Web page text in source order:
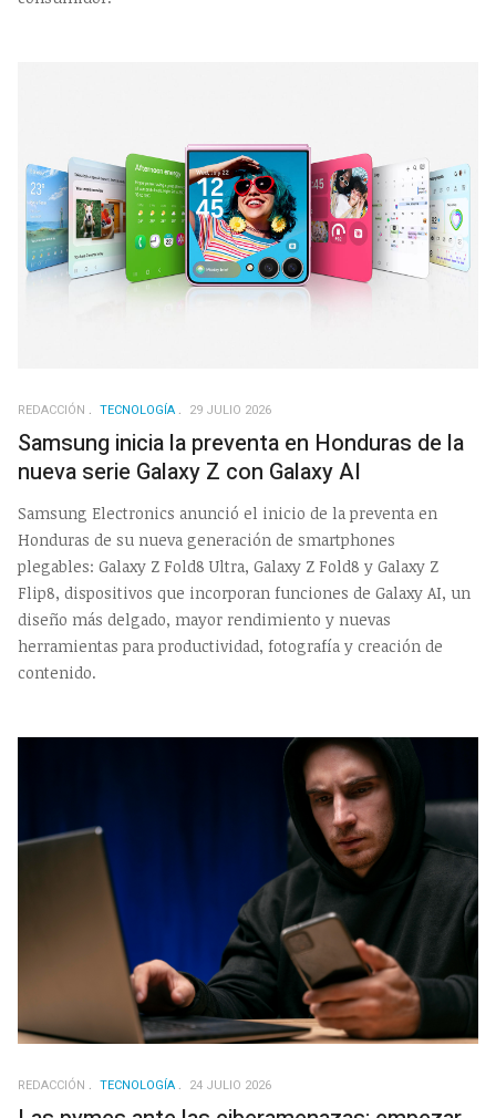
REDACCIÓN TECNOLOGÍA 29 JULIO 2026
Samsung inicia la preventa en Honduras de la
nueva serie Galaxy Z con Galaxy AI
Samsung Electronics anunció el inicio de la preventa en
Honduras de su nueva generación de smartphones
plegables: Galaxy Z Fold8 Ultra, Galaxy Z Fold8 y Galaxy Z
Flip8, dispositivos que incorporan funciones de Galaxy AI, un
diseño más delgado, mayor rendimiento y nuevas
herramientas para productividad, fotografía y creación de
contenido.
REDACCIÓN TECNOLOGÍA 24 JULIO 2026